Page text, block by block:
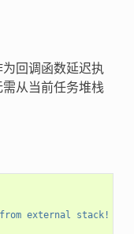
回调函数延迟执
从当前任务堆栈
external stack!